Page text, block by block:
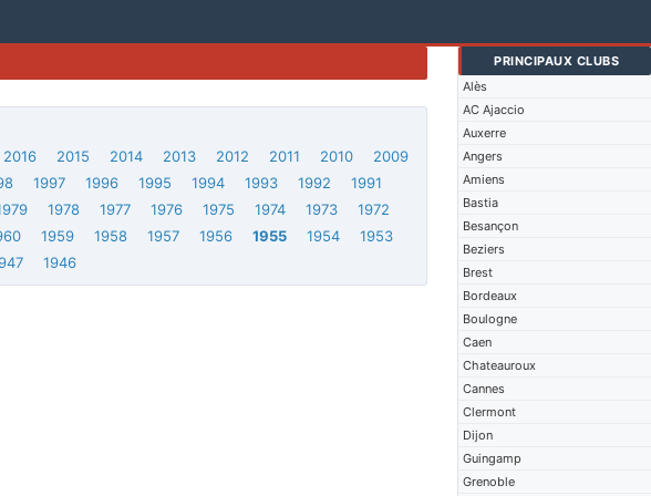
PRINCIPAUX CLUBS
Alès
AC Ajaccio
Auxerre
Angers
Amiens
Bastia
Besançon
Beziers
Brest
Bordeaux
Boulogne
Caen
Chateauroux
Cannes
Clermont
Dijon
Guingamp
Grenoble
2016 2015 2014 2013 2012 2011 2010
2009
1997 1996 1995 1994 1993 1992
1991
1978 1977 1976 1975 1974 1973
1972
1959 1958 1957 1956 1955 1954
1953
1946